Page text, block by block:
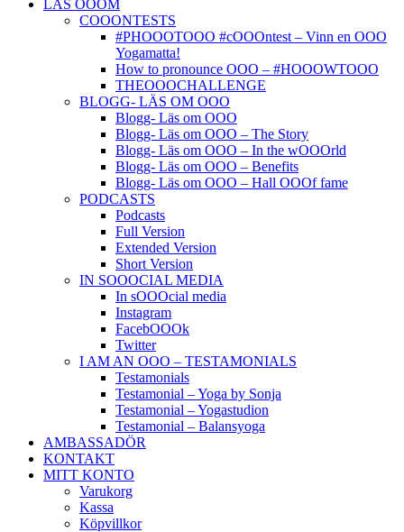
LÄS OOOM
COOONTESTS
#PHOOOTOOO #cOOOntest – Vinn en OOO
Yogamatta!
How to pronounce OOO – #HOOOWTOOO
THEOOOCHALLENGE
BLOGG- LÄS OM OOO
Blogg- Läs om OOO
Blogg- Läs om OOO – The Story
Blogg- Läs om OOO – In the wOOOrld
Blogg- Läs om OOO – Benefits
Blogg- Läs om OOO – Hall OOOf fame
PODCASTS
Podcasts
Full Version
Extended Version
Short Version
IN SOOOCIAL MEDIA
In sOOOcial media
Instagram
FacebOOOk
Twitter
I AM AN OOO – TESTAMONIALS
Testamonials
Testamonial – Yoga by Sonja
Testamonial – Yogastudion
Testamonial – Balansyoga
AMBASSADÖR
KONTAKT
MITT KONTO
Varukorg
Kassa
Köpvillkor